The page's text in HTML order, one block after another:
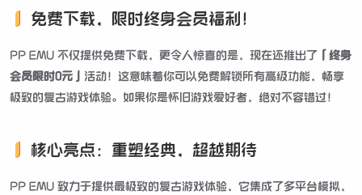
免费下载，限时终身会员福利！
PP EMU 不仅提供免费下载，更令人惊喜的是，现在还推出了 「终身
会员限时0元」 活动！这意味着你可以免费解锁所有高级功能，畅享
极致的复古游戏体验。如果你是怀旧游戏爱好者，绝对不容错过！
核心亮点：重塑经典，超越期待
PP EMU 致力于提供最极致的复古游戏体验，它集成了多平台模拟，